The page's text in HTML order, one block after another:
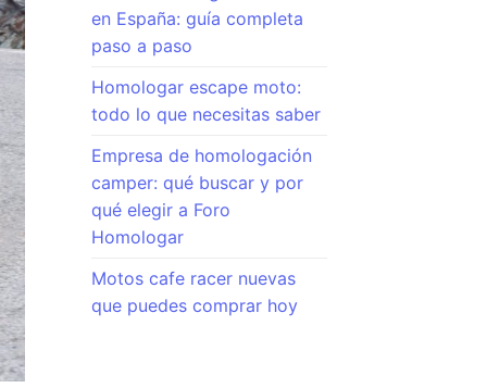
en España: guía completa
paso a paso
Homologar escape moto:
todo lo que necesitas saber
Empresa de homologación
camper: qué buscar y por
qué elegir a Foro
Homologar
Motos cafe racer nuevas
que puedes comprar hoy